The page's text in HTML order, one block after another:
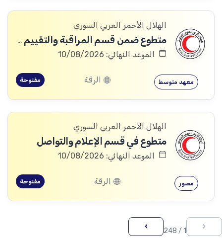
الهلال الأحمر العربي السوري
متطوع ضمن قسم المراقبة والتقييم والتعلم (MEAL)
الموعد النهائي: 10/08/2026
معهد متوسط الرقة مفتوحة
الهلال الأحمر العربي السوري
متطوع في قسم الإعلام والتواصل
الموعد النهائي: 10/08/2026
مصور الرقة مفتوحة
‹
1 / 248
›